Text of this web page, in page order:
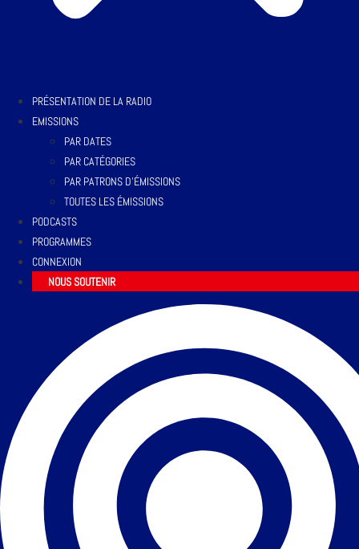
PRÉSENTATION DE LA RADIO
EMISSIONS
PAR DATES
PAR CATÉGORIES
PAR PATRONS D’ÉMISSIONS
TOUTES LES ÉMISSIONS
PODCASTS
PROGRAMMES
CONNEXION
NOUS SOUTENIR